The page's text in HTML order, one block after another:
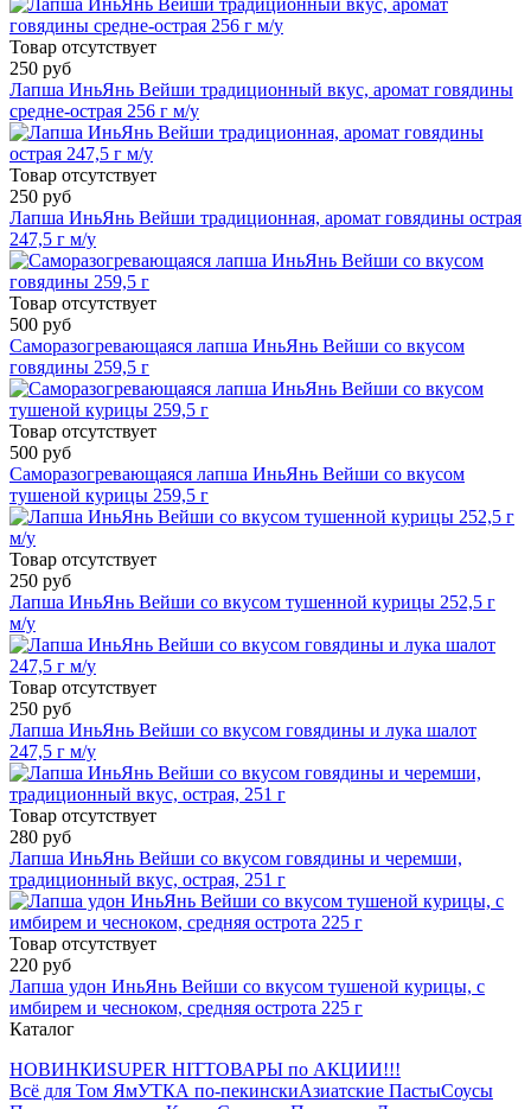
Товар отсутствует
250 руб
Лапша ИньЯнь Вейши традиционный вкус, аромат говядины
средне-острая 256 г м/у
Товар отсутствует
250 руб
Лапша ИньЯнь Вейши традиционная, аромат говядины острая
247,5 г м/у
Товар отсутствует
500 руб
Саморазогревающаяся лапша ИньЯнь Вейши со вкусом
говядины 259,5 г
Товар отсутствует
500 руб
Саморазогревающаяся лапша ИньЯнь Вейши со вкусом
тушеной курицы 259,5 г
Товар отсутствует
250 руб
Лапша ИньЯнь Вейши со вкусом тушенной курицы 252,5 г
м/y
Товар отсутствует
250 руб
Лапша ИньЯнь Вейши со вкусом говядины и лука шалот
247,5 г м/у
Товар отсутствует
280 руб
Лапша ИньЯнь Вейши со вкусом говядины и черемши,
традиционный вкус, ocтрая, 251 г
Товар отсутствует
220 руб
Лапша удон ИньЯнь Вейши со вкусом тушеной курицы, с
имбирем и чесноком, средняя острота 225 г
Каталог
НОВИНКИSUPER HITТОВАРЫ по АКЦИИ!!!
Всё для Том ЯмУТКА по-пекинскиАзиатские ПастыСоусы